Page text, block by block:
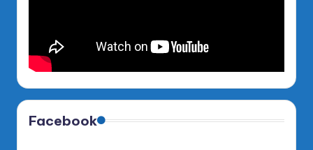
Facebook